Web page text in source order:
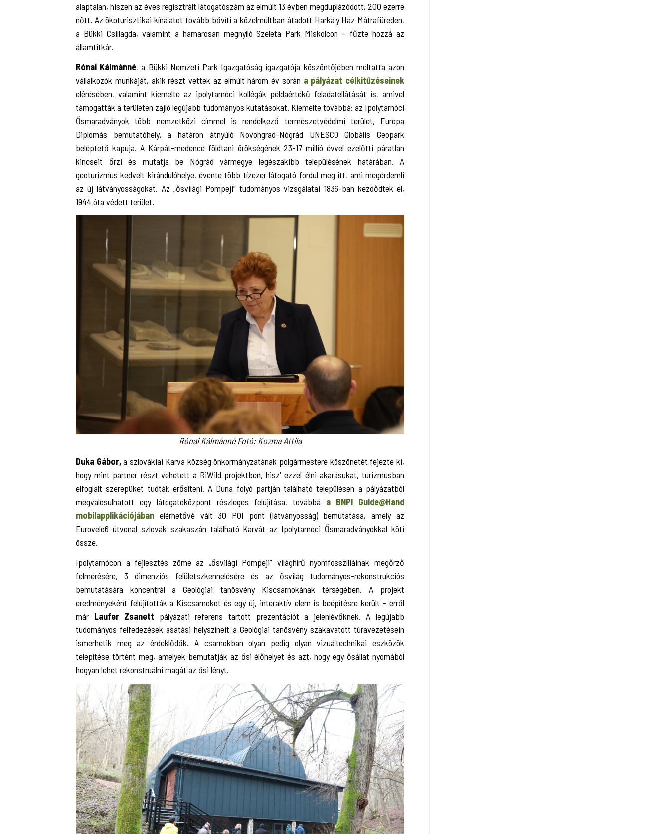
alaptalan, hiszen az éves regisztrált látogatószám az elmúlt 13 évben megduplázódott, 200 ezerre
nőtt. Az ökoturisztikai kínálatot tovább bővíti a közelmúltban átadott Harkály Ház Mátrafüreden,
a Bükki Csillagda, valamint a hamarosan megnyíló Szeleta Park Miskolcon – fűzte hozzá az
államtitkár.
Rónai Kálmánné, a Bükki Nemzeti Park Igazgatóság igazgatója köszöntőjében méltatta azon
vállalkozók munkáját, akik részt vettek az elmúlt három év során a pályázat célkitűzéseinek
elérésében, valamint kiemelte az ipolytarnóci kollégák példaértékű feladatellátását is, amivel
támogatták a területen zajló legújabb tudományos kutatásokat. Kiemelte továbbá: az Ipolytarnóci
Ősmaradványok több nemzetközi címmel is rendelkező természetvédelmi terület, Európa
Diplomás bemutatóhely, a határon átnyúló Novohgrad-Nógrád UNESCO Globális Geopark
beléptető kapuja. A Kárpát-medence földtani örökségének 23-17 millió évvel ezelőtti páratlan
kincseit őrzi és mutatja be Nógrád vármegye legészakibb településének határában. A
geoturizmus kedvelt kirándulóhelye, évente több tízezer látogató fordul meg itt, ami megérdemli
az új látványosságokat. Az „ősvilági Pompeji” tudományos vizsgálatai 1836-ban kezdődtek el,
1944 óta védett terület.
Rónai Kálmánné Fotó: Kozma Attila
Duka Gábor,a szlovákiai Karva község önkormányzatának polgármestere köszönetét fejezte ki,
hogy mint partner részt vehetett a RiWild projektben, hisz' ezzel élni akarásukat, turizmusban
elfoglalt szerepüket tudták erősíteni. A Duna folyó partján található településen a pályázatból
megvalósulhatott egy látogatóközpont részleges felújítása, továbbá a BNPI Guide@Hand
mobilapplikációjában elérhetővé vált 30 POI pont (látványosság) bemutatása, amely az
Eurovelo6 útvonal szlovák szakaszán található Karvát az Ipolytarnóci Ősmaradványokkal köti
össze.
Ipolytarnócon a fejlesztés zöme az „ősvilági Pompeji” világhírű nyomfosszíliáinak megőrző
felmérésére, 3 dimenziós felületszkennelésére és az ősvilág tudományos-rekonstrukciós
bemutatására koncentrál a Geológiai tanösvény Kiscsarnokának térségében. A projekt
eredményeként felújították a Kiscsarnokot és egy új, interaktív elem is beépítésre került – erről
már Laufer Zsanett pályázati referens tartott prezentációt a jelenlévőknek. A legújabb
tudományos felfedezések ásatási helyszíneit a Geológiai tanösvény szakavatott túravezetésein
ismerhetik meg az érdeklődők. A csarnokban olyan pedig olyan vizuáltechnikai eszközök
telepítése történt meg, amelyek bemutatják az ősi élőhelyet és azt, hogy egy ősállat nyomából
hogyan lehet rekonstruálni magát az ősi lényt.